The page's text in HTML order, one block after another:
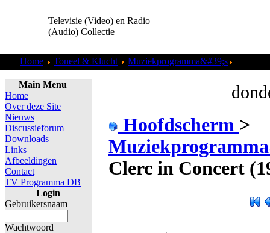
Televisie (Video) en Radio
(Audio) Collectie
Home Toneel & Klucht Muziekprogramma&#39;s
Main Menu
Home
Over deze Site
Nieuws
Discussieforum
Downloads
Links
Afbeeldingen
Contact
TV Programma DB
Login
Gebruikersnaam
Wachtwoord
Hoofdscherm >
Clerc in Concert